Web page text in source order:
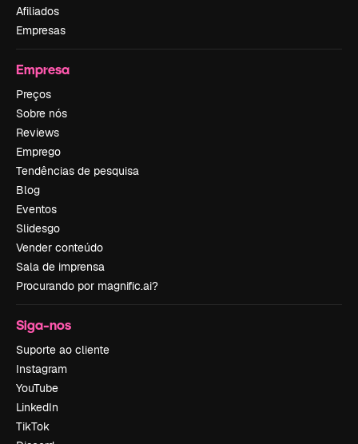
Afiliados
Empresas
Empresa
Preços
Sobre nós
Reviews
Emprego
Tendências de pesquisa
Blog
Eventos
Slidesgo
Vender conteúdo
Sala de imprensa
Procurando por magnific.ai?
Siga-nos
Suporte ao cliente
Instagram
YouTube
LinkedIn
TikTok